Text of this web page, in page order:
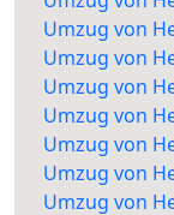
Umzug von
Umzug von
Umzug von
Umzug von
Umzug von
Umzug von
Umzug von